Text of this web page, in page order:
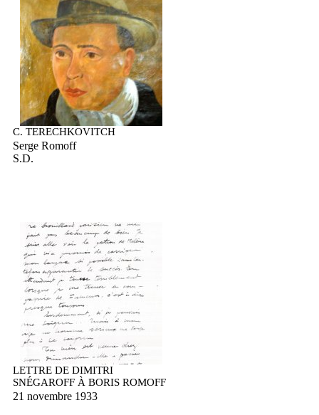
C. TERECHKOVITCH
Serge Romoff
S.D.
LETTRE DE DIMITRI
SNÉGAROFF À BORIS ROMOFF
21 novembre 1933